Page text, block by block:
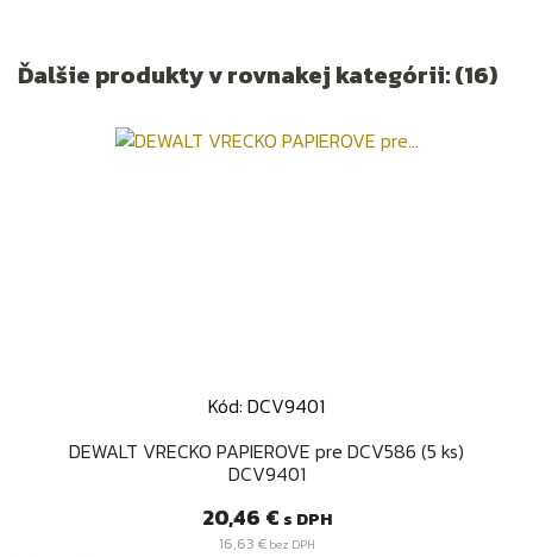
Ďalšie produkty v rovnakej kategórii: (16)
Kód: DCV9401
DEWALT VRECKO PAPIEROVE pre DCV586 (5 ks)
DCV9401
Cena
20,46 € s DPH
16,63 €bez DPH